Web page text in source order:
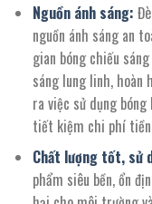
Nguồn ánh sáng:
nguồn ánh sáng an
gian bóng chiếu
sáng lung linh, hoàn
ra việc sử dụng
tiết kiệm chi phí
Chất lượng tốt, sử
phẩm siêu bền, ổn